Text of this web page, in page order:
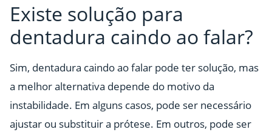
Existe solução para
dentadura caindo ao falar?
Sim, dentadura caindo ao falar pode ter solução, mas
a melhor alternativa depende do motivo da
instabilidade. Em alguns casos, pode ser necessário
ajustar ou substituir a prótese. Em outros, pode ser